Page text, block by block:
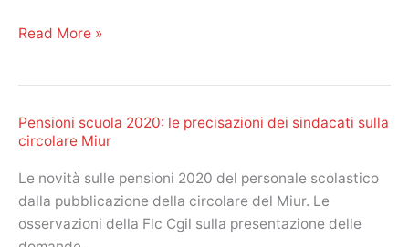
di
Pensioni
sistema
previdenziale:
l’analisi
di
Read More »
Pensioni scuola 2020: le precisazioni dei sindacati sulla
circolare Miur
Le novità sulle pensioni 2020 del personale scolastico
dalla pubblicazione della circolare del Miur. Le
osservazioni della Flc Cgil sulla presentazione delle